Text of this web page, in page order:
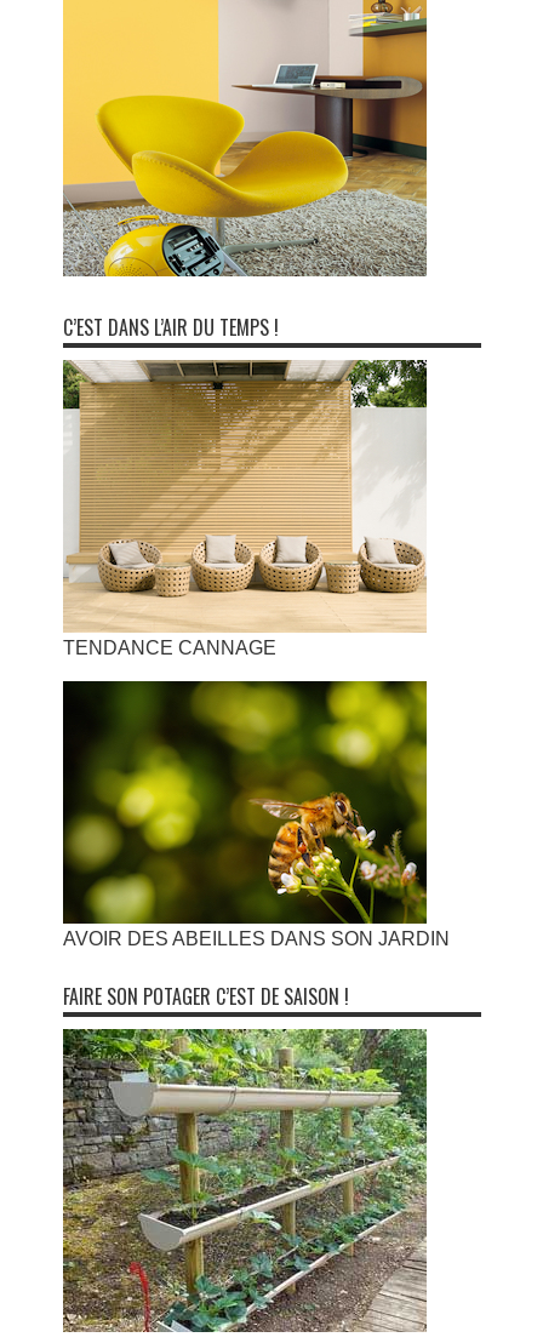
C’EST DANS L’AIR DU TEMPS !
TENDANCE CANNAGE
AVOIR DES ABEILLES DANS SON JARDIN
FAIRE SON POTAGER C’EST DE SAISON !